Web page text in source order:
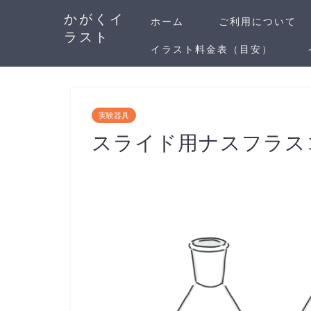
かがくイ
ラスト
ホーム ご利用について
イラスト料金表（目安）
実験器具
スライド用ナスフラス